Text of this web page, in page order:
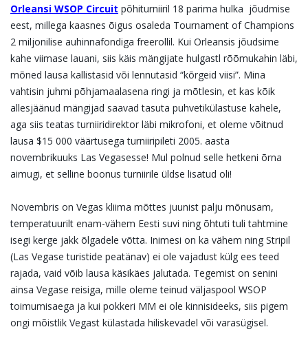
Orleansi WSOP Circuit põhiturniiril 18 parima hulka jõudmise
eest, millega kaasnes õigus osaleda Tournament of Champions
2 miljonilise auhinnafondiga freerollil. Kui Orleansis jõudsime
kahe viimase lauani, siis käis mängijate hulgastl rõõmukahin läbi,
mõned lausa kallistasid või lennutasid “kõrgeid viisi”. Mina
vahtisin juhmi põhjamaalasena ringi ja mõtlesin, et kas kõik
allesjäänud mängijad saavad tasuta puhvetikülastuse kahele,
aga siis teatas turniiridirektor läbi mikrofoni, et oleme võitnud
lausa $15 000 väärtusega turniiripileti 2005. aasta
novembrikuuks Las Vegasesse! Mul polnud selle hetkeni õrna
aimugi, et selline boonus turniirile üldse lisatud oli!
Novembris on Vegas kliima mõttes juunist palju mõnusam,
temperatuurilt enam-vähem Eesti suvi ning õhtuti tuli tahtmine
isegi kerge jakk õlgadele võtta. Inimesi on ka vähem ning Stripil
(Las Vegase turistide peatänav) ei ole vajadust külg ees teed
rajada, vaid võib lausa käsikäes jalutada. Tegemist on senini
ainsa Vegase reisiga, mille oleme teinud väljaspool WSOP
toimumisaega ja kui pokkeri MM ei ole kinnisideeks, siis pigem
ongi mõistlik Vegast külastada hiliskevadel või varasügisel.